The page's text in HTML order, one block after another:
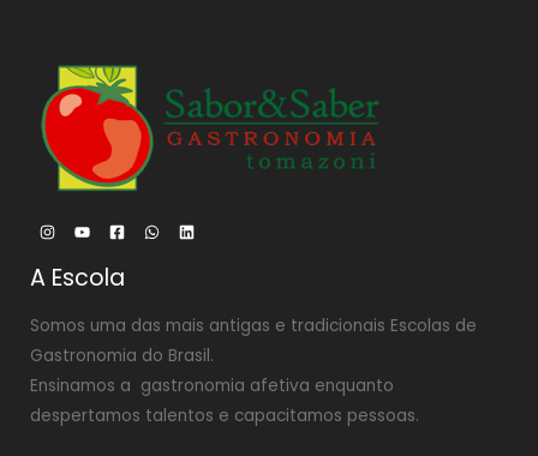
A Escola
Somos uma das mais antigas e tradicionais Escolas de
Gastronomia do Brasil.
Ensinamos a gastronomia afetiva enquanto
despertamos talentos e capacitamos pessoas.